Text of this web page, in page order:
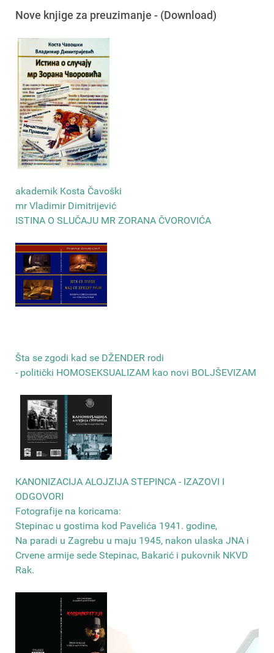
Nove knjige za preuzimanje - (Download)
akademik Kosta Čavoški
mr Vladimir Dimitrijević
ISTINA O SLUČAJU MR ZORANA ČVOROVIĆA
Šta se zgodi kad se DŽENDER rodi
- politički HOMOSEKSUALIZAM kao novi BOLJŠEVIZAM
КANONIZACIJA ALOJZIJA STEPINCA - IZAZOVI I
ODGOVORI
Fotografije na koricama:
Stepinac u gostima kod Pavelića 1941. godine,
Na paradi u Zagrebu u maju 1945, nakon ulaska JNA i
Crvene armije sede Stepinac, Bakarić i pukovnik NKVD
Rak.